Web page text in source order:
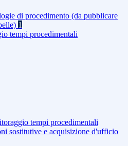
di procedimento (da pubblicare
1
tempi procedimentali
tempi procedimentali
sostitutive e acquisizione d'ufficio